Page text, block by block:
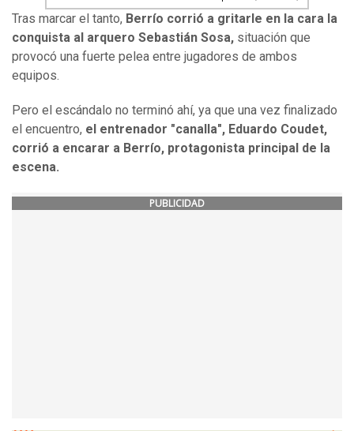
Tras marcar el tanto, Berrío corrió a gritarle en la cara la
conquista al arquero Sebastián Sosa, situación que
provocó una fuerte pelea entre jugadores de ambos
equipos.
Pero el escándalo no terminó ahí, ya que una vez finalizado
el encuentro, el entrenador "canalla", Eduardo Coudet,
corrió a encarar a Berrío, protagonista principal de la
escena.
PUBLICIDAD